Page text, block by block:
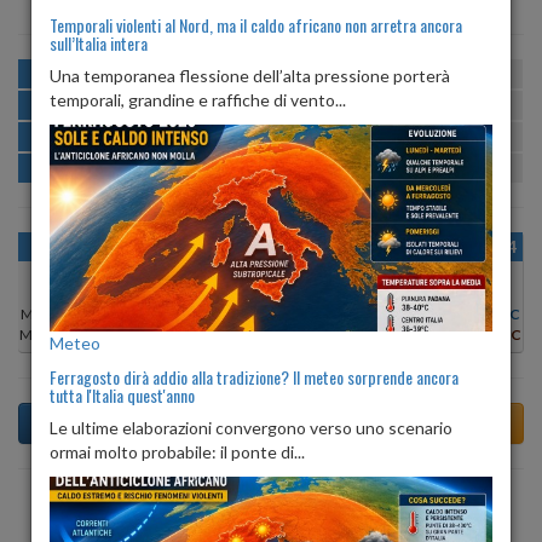
MATTINA min:19º max:23º U:
POMERIGGIO min:23º max:26º
SERA min:21º max:25º U:76% 88%
NOTTE min: 19º max:21º U:87%
OGGI
Min:
20°C
Max:24°C
DOM 09
Min:
Max:26°C
LUN 10
Min:18°C
Max:28°C
MAR 11
Min:
19°C
Max:28°C
MER 12
Max:23°C
GIO 13
Min:18°C
Max:25°C
VEN 14
18°C
Max:25°C
Previsioni del Tempo a Ton tra 4 giorni
Temporali violenti al Nord, ma il caldo africano non arretra ancora
sull’Italia intera
Una temporanea flessione dell’alta pressione porterà
temporali, grandine e raffiche di vento...
Meteo
Ferragosto dirà addio alla tradizione? Il meteo sorprende ancora
tutta l'Italia quest'anno
Le ultime elaborazioni convergono verso uno scenario
ormai molto probabile: il ponte di...